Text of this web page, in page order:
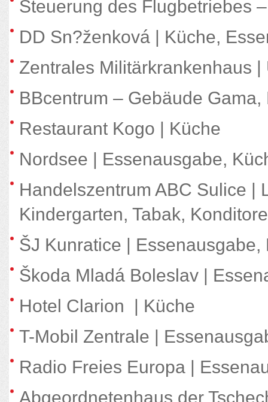
Steuerung des Flugbetriebes
DD Sn?ženková | Küche,
Zentrales Militärkrankenhaus
BBcentrum – Gebäude
Restaurant Kogo | Küche
Nordsee | Essenausgabe,
Handelszentrum ABC Sulice |
Kindergarten, Tabak,
ŠJ Kunratice | Essenausgabe,
Škoda Mladá Boleslav |
Hotel Clarion | Küche
T-Mobil Zentrale |
Radio Freies Europa |
Abgeordnetenhaus der